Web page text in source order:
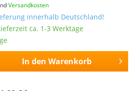
Versandkosten
innerhalb Deutschland!
ca. 1-3 Werktage
In den Warenkorb